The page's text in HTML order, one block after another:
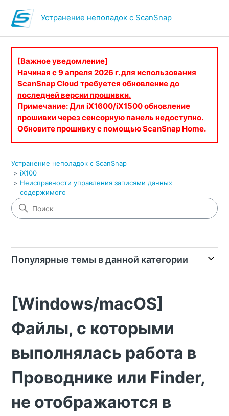
Устранение неполадок с ScanSnap
[Важное уведомление]
Начиная с 9 апреля 2026 г. для использования
ScanSnap Cloud требуется обновление до
последней версии прошивки.
Примечание: Для iX1600/iX1500 обновление
прошивки через сенсорную панель недоступно.
Обновите прошивку с помощью ScanSnap Home.
Устранение неполадок с ScanSnap
iX100
Неисправности управления записями данных
содержимого
Популярные темы в данной категории
[Windows/macOS]
Файлы, с которыми
выполнялась работа в
Проводнике или Finder,
не отображаются в